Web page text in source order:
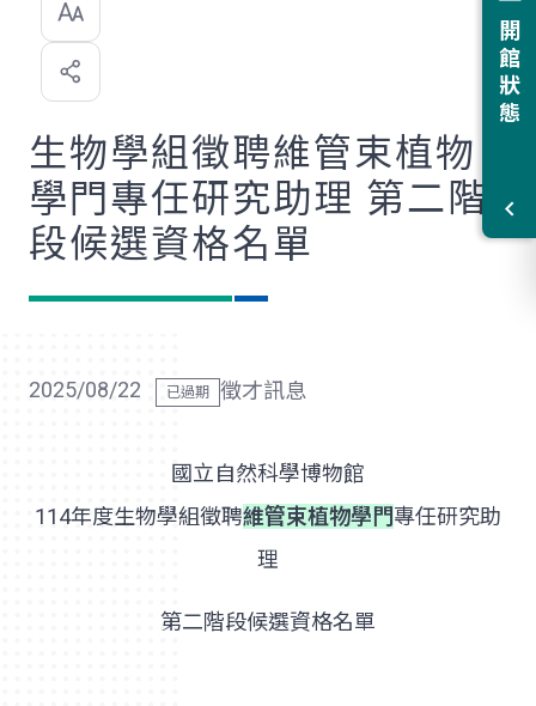
開館狀態
選
喜
歡
生物學組徵聘維管束植物
學門專任研究助理 第二階
段候選資格名單
2025/08/22 徵才訊息
國立自然科學博物館
114年度生物學組徵聘維管束植物學門專任研究助
理
第二階段候選資格名單